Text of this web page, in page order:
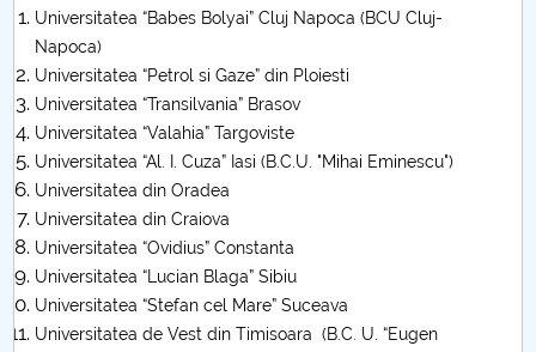
Call for papers
Content Sections of SBESS Journal
Publication ethics and malpractice statement -
SBESS Journal
Indexing & Abstracting
Fees & Charges
Universitatea “Babes Bolyai” Cluj Napoca (BCU Cluj-
Napoca)
Universitatea “Petrol si Gaze” din Ploiesti
Universitatea “Transilvania” Brasov
Universitatea “Valahia” Targoviste
Universitatea “Al. I. Cuza” Iasi (B.C.U. "Mihai Eminescu")
Universitatea din Oradea
Universitatea din Craiova
Universitatea “Ovidius” Constanta
Universitatea “Lucian Blaga” Sibiu
Universitatea “Stefan cel Mare” Suceava
Universitatea de Vest din Timisoara (B.C. U. “Eugen